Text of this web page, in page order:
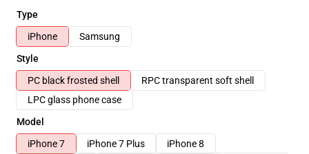
Type
iPhone
Samsung
Style
PC black frosted shell
RPC transparent soft shell
LPC glass phone case
Model
iPhone 7
iPhone 7 Plus
iPhone 8